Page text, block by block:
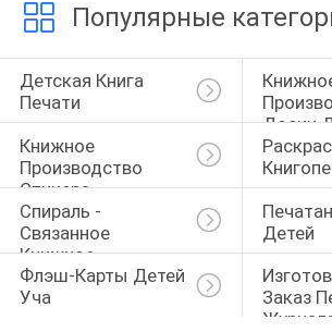
Популярные
Детская Книга
Печати
Доски
Книжное
Производство
Стикера
Спираль -
Связанное
Книжное
Производство
Детей
Флэш-Карты Детей
Уча
Заказ